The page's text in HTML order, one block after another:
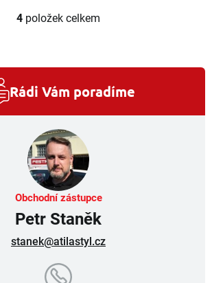
O
a
í
p
r
v
k
y
v
p
s
4 položek celkem
Rádi Vám poradíme
Obchodní zástupce
Petr Staněk
stanek@atilastyl.cz